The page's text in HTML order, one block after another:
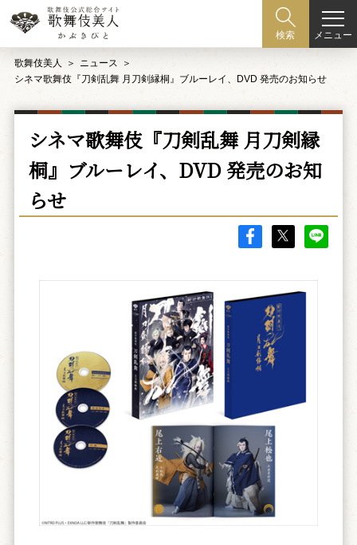
検索 メニュー
歌舞伎美人
ニュース
シネマ歌舞伎『刀剣乱舞 月刀剣縁桐』ブルーレイ、DVD 発売のお知らせ
シネマ歌舞伎『刀剣乱舞 月刀剣縁
桐』ブルーレイ、DVD 発売のお知
らせ